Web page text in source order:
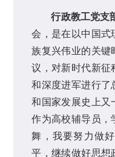
行政教工党支
会，是在以中国式
族复兴伟业的关键
议，对新时代新征
和深度进军进行了
和国家发展史上又
作为高校辅导员，
舞，我要努力做
平，继续做好思想